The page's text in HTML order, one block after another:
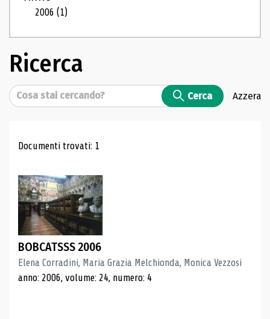
2006(1)
Ricerca
Cerca Cerca Azzera
Risultati di ricerca
Documenti trovati: 1
BOBCATSSS 2006
Elena Corradini, Maria Grazia Melchionda, Monica Vezzosi
anno: 2006, volume: 24, numero: 4